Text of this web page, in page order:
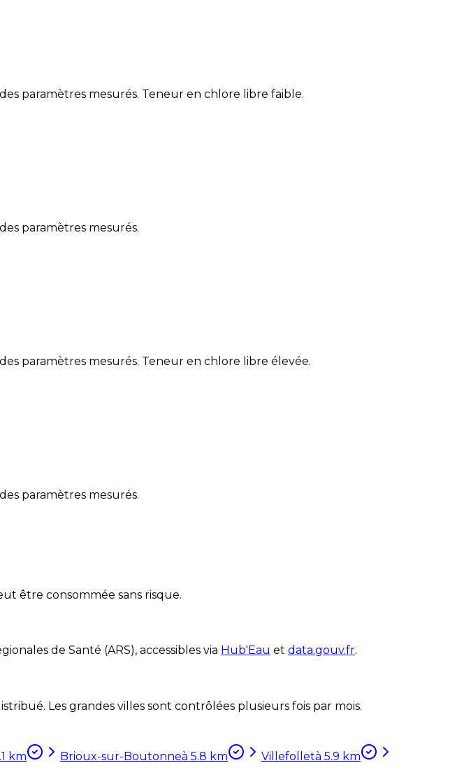
paramètres mesurés. Teneur en chlore libre faible.
paramètres mesurés.
paramètres mesurés. Teneur en chlore libre élevée.
paramètres mesurés.
être consommée sans risque.
de Santé (ARS), accessibles via Hub'Eau et data.gouv.fr.
Les grandes villes sont contrôlées plusieurs fois par mois.
km Brioux-sur-Boutonneà 5.8 km Villefolletà 5.9 km